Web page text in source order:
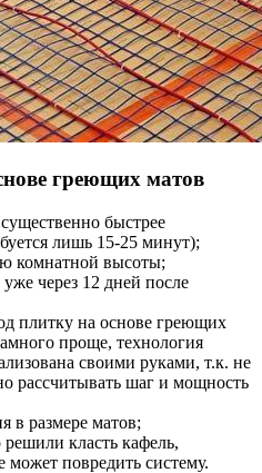
греющих матов
быстрее
лишь 15-25 минут);
комнатной высоты;
через 12 дней после
плитку на основе греющих
проще, технология
своими руками, т.к. не
рассчитывать шаг и мощность
в размере матов;
класть кафель,
повредить систему.